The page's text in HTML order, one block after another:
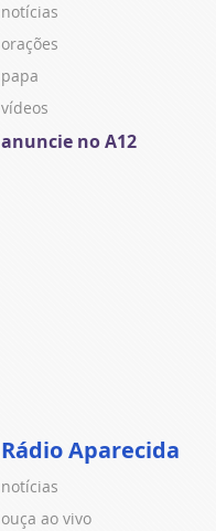
notícias
orações
papa
vídeos
anuncie no A12
Rádio Aparecida
notícias
ouça ao vivo